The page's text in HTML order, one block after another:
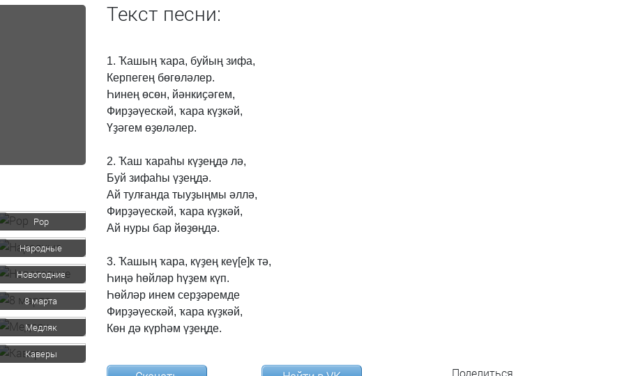
Текст песни:
1. Ҡашың ҡара, буйың зифа,
Керпегең бөгөләлер.
Һинең өсөн, йәнкиҫәгем,
Фирҙәүескәй, ҡара күҙкәй,
Үҙәгем өҙөләлер.
2. Ҡаш ҡараһы күҙеңдә лә,
Буй зифаһы үҙеңдә.
Ай тулғанда тыуҙыңмы әллә,
Фирҙәүескәй, ҡара күҙкәй,
Ай нуры бар йөҙөңдә.
3. Ҡашың ҡара, күҙең кеү[е]к тә,
Һиңә һөйләр һүҙем күп.
Һөйләр инем серҙәремде
Фирҙәүескәй, ҡара күҙкәй,
Көн дә күрһәм үҙеңде.
Поделиться
Pop
Народные
Новогодние
8 марта
Медляк
Каверы